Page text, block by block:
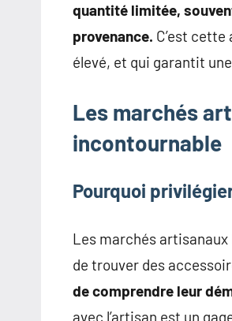
quantité limitée,
provenance. C’est
élevé, et qui garantit
Les marchés
incontournable
Pourquoi
Les marchés
de trouver des
de comprendre leur
avec l’artisan est un